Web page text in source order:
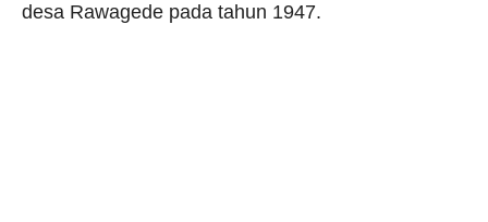
desa Rawagede pada tahun 1947.